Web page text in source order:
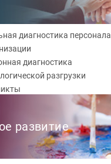
диагностика персонала
диагностика
разгрузки
развитие